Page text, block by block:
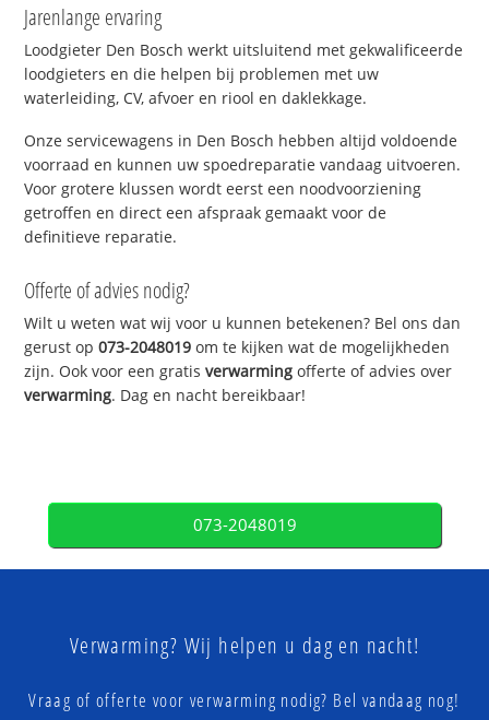
Jarenlange ervaring
Loodgieter Den Bosch werkt uitsluitend met gekwalificeerde
loodgieters en die helpen bij problemen met uw
waterleiding, CV, afvoer en riool en daklekkage.
Onze servicewagens in Den Bosch hebben altijd voldoende
voorraad en kunnen uw spoedreparatie vandaag uitvoeren.
Voor grotere klussen wordt eerst een noodvoorziening
getroffen en direct een afspraak gemaakt voor de
definitieve reparatie.
Offerte of advies nodig?
Wilt u weten wat wij voor u kunnen betekenen? Bel ons dan
gerust op073-2048019 om te kijken wat de mogelijkheden
zijn. Ook voor een gratisverwarming offerte of advies over
verwarming. Dag en nacht bereikbaar!
073-2048019
Verwarming? Wij helpen u dag en nacht!
Vraag of offerte voor verwarming nodig? Bel vandaag nog!